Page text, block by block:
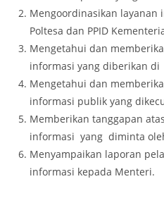
Mengoordinasikan layanan
Poltesa dan PPID
Mengetahui dan
informasi yang diberikan di
Mengetahui dan
informasi publik yang
Memberikan tanggapan
informasi yang diminta
Menyampaikan laporan
informasi kepada Menteri.